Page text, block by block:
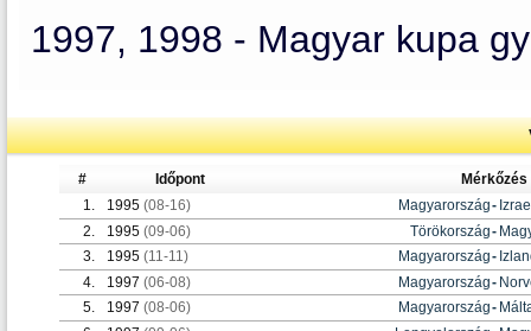
1997, 1998 - Magyar kupa
# Időpont
Mérkőzés
1.
1995 (08-16) Magyarország-
2.
1995 (09-06) Törökország-
3.
1995 (11-11) Magyarország-
4.
1997 (06-08) Magyarország-
5.
1997 (08-06) Magyarország-